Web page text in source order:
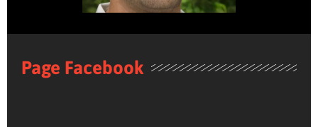
Page Facebook